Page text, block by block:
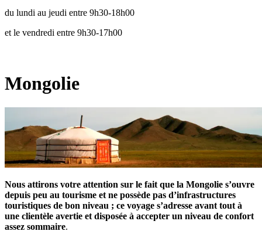
du lundi au jeudi entre 9h30-18h00
et le vendredi entre 9h30-17h00
Mongolie
Nous attirons votre attention sur le fait que la Mongolie s’ouvre
depuis peu au tourisme et ne possède pas d’infrastructures
touristiques de bon niveau ; ce voyage s’adresse avant tout à
une clientèle avertie et disposée à accepter un niveau de confort
assez sommaire.